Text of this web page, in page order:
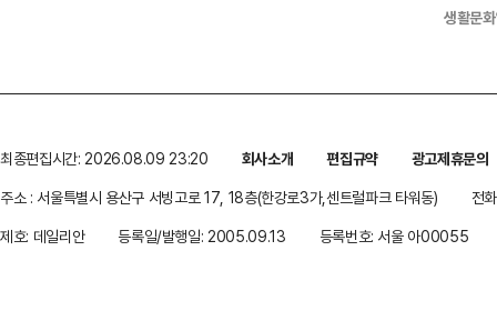
생활문
최종편집시간: 2026.08.09 23:20 회사소개 편집규약
광고제휴문의
주소 : 서울특별시 용산구 서빙고로 17, 18층(한강로3가,센트럴파크 타워동)
전
제호: 데일리안
등록일/발행일: 2005.09.13 등록번호: 서울 아00055